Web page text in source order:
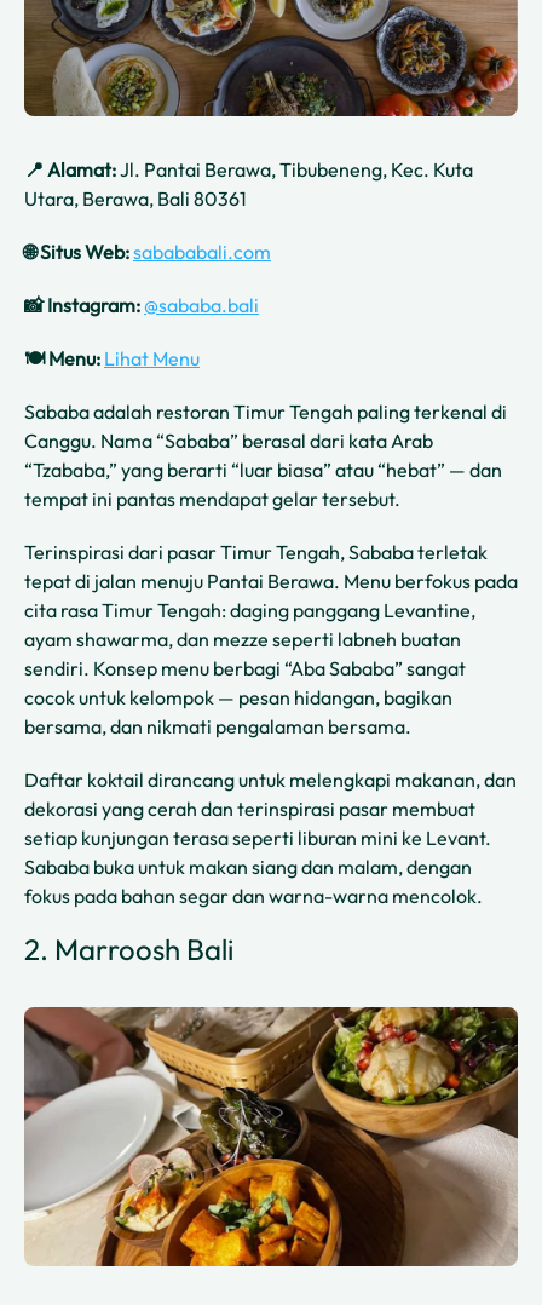
📍 Alamat:Jl. Pantai Berawa, Tibubeneng, Kec. Kuta
Utara, Berawa, Bali 80361
🌐 Situs Web:sabababali.com
📸 Instagram:@sababa.bali
🍽️ Menu: Lihat Menu
Sababa adalah restoran Timur Tengah paling terkenal di
Canggu. Nama “Sababa” berasal dari kata Arab
“Tzababa,” yang berarti “luar biasa” atau “hebat” — dan
tempat ini pantas mendapat gelar tersebut.
Terinspirasi dari pasar Timur Tengah, Sababa terletak
tepat di jalan menuju Pantai Berawa. Menu berfokus pada
cita rasa Timur Tengah: daging panggang Levantine,
ayam shawarma, dan mezze seperti labneh buatan
sendiri. Konsep menu berbagi “Aba Sababa” sangat
cocok untuk kelompok — pesan hidangan, bagikan
bersama, dan nikmati pengalaman bersama.
Daftar koktail dirancang untuk melengkapi makanan, dan
dekorasi yang cerah dan terinspirasi pasar membuat
setiap kunjungan terasa seperti liburan mini ke Levant.
Sababa buka untuk makan siang dan malam, dengan
fokus pada bahan segar dan warna-warna mencolok.
2. Marroosh Bali